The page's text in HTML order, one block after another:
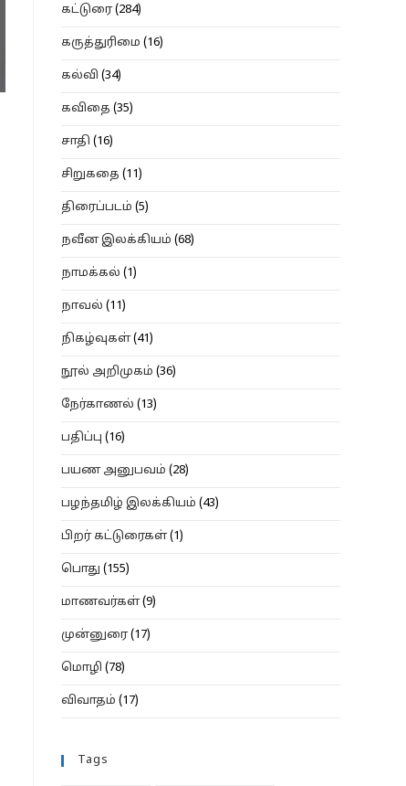
கட்டுரை(284)
கருத்துரிமை (16)
கல்வி (34)
கவிதை (35)
சாதி (16)
சிறுகதை (11)
திரைப்படம் (5)
நவீன இலக்கியம் (68)
நாமக்கல் (1)
நாவல் (11)
நிகழ்வுகள்(41)
நூல் அறிமுகம் (36)
நேர்காணல் (13)
பதிப்பு (16)
பயண அனுபவம் (28)
பழந்தமிழ் இலக்கியம் (43)
பிறர் கட்டுரைகள்(1)
பொது (155)
மாணவர்கள்(9)
முன்னுரை(17)
மொழி (78)
விவாதம் (17)
Tags